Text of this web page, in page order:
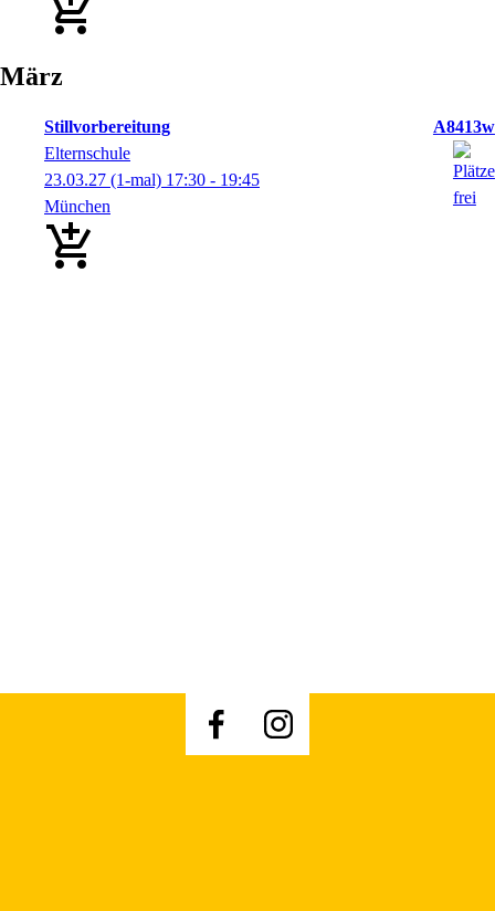
März
Stillvorbereitung
A8413w
Elternschule
23.03.27 (1-mal) 17:30 - 19:45
München